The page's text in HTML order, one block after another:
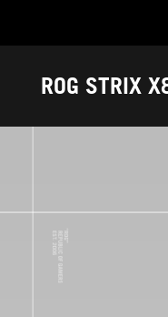
Accessibility links
ROG STRIX